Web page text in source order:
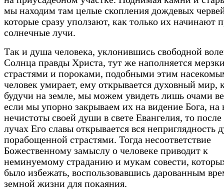
мы находим там целые скопления дождевых
которые сразу уползают, как только их начинают
солнечные лучи.
Так и душа человека, уклонившись свободной
Солнца правды Христа, тут же наполняется
страстями и пороками, подобными этим
человек умирает, ему открывается духовный мир,
будучи на земле, мы можем увидеть лишь очами
если мы упорно закрываем их на видение Бога, на
нечистоты своей души в свете Евангелия, то
лучах Его славы открывается вся неприглядность
порабощенной страстями. Тогда несоответствие
Божественному замыслу о человеке приводит к
неминуемому страданию и мукам совести,
было избежать, воспользовавшись дарованным
земной жизни для покаяния.